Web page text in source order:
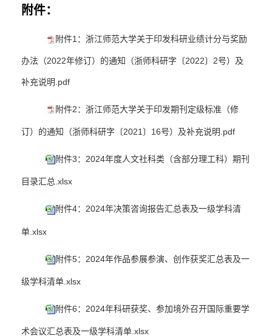
附件：
附件1：浙江师范大学关于印发科研业绩计分与奖励
办法（2022年修订）的通知（浙师科研字〔2022〕2号）及
补充说明.pdf
附件2：浙江师范大学关于印发期刊定级标准（修
订）的通知（浙师科研字〔2021〕16号）及补充说明.pdf
附件3：2024年度人文社科类（含部分理工科）期刊
目录汇总.xlsx
附件4：2024年决策咨询报告汇总表及一级学科清
单.xlsx
附件5：2024年作品参展参演、创作获奖汇总表及一
级学科清单.xlsx
附件6：2024年科研获奖、参加境外召开国际重要学
术会议汇总表及一级学科清单.xlsx